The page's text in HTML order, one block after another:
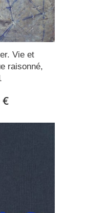
Vie et
raisonné,
€